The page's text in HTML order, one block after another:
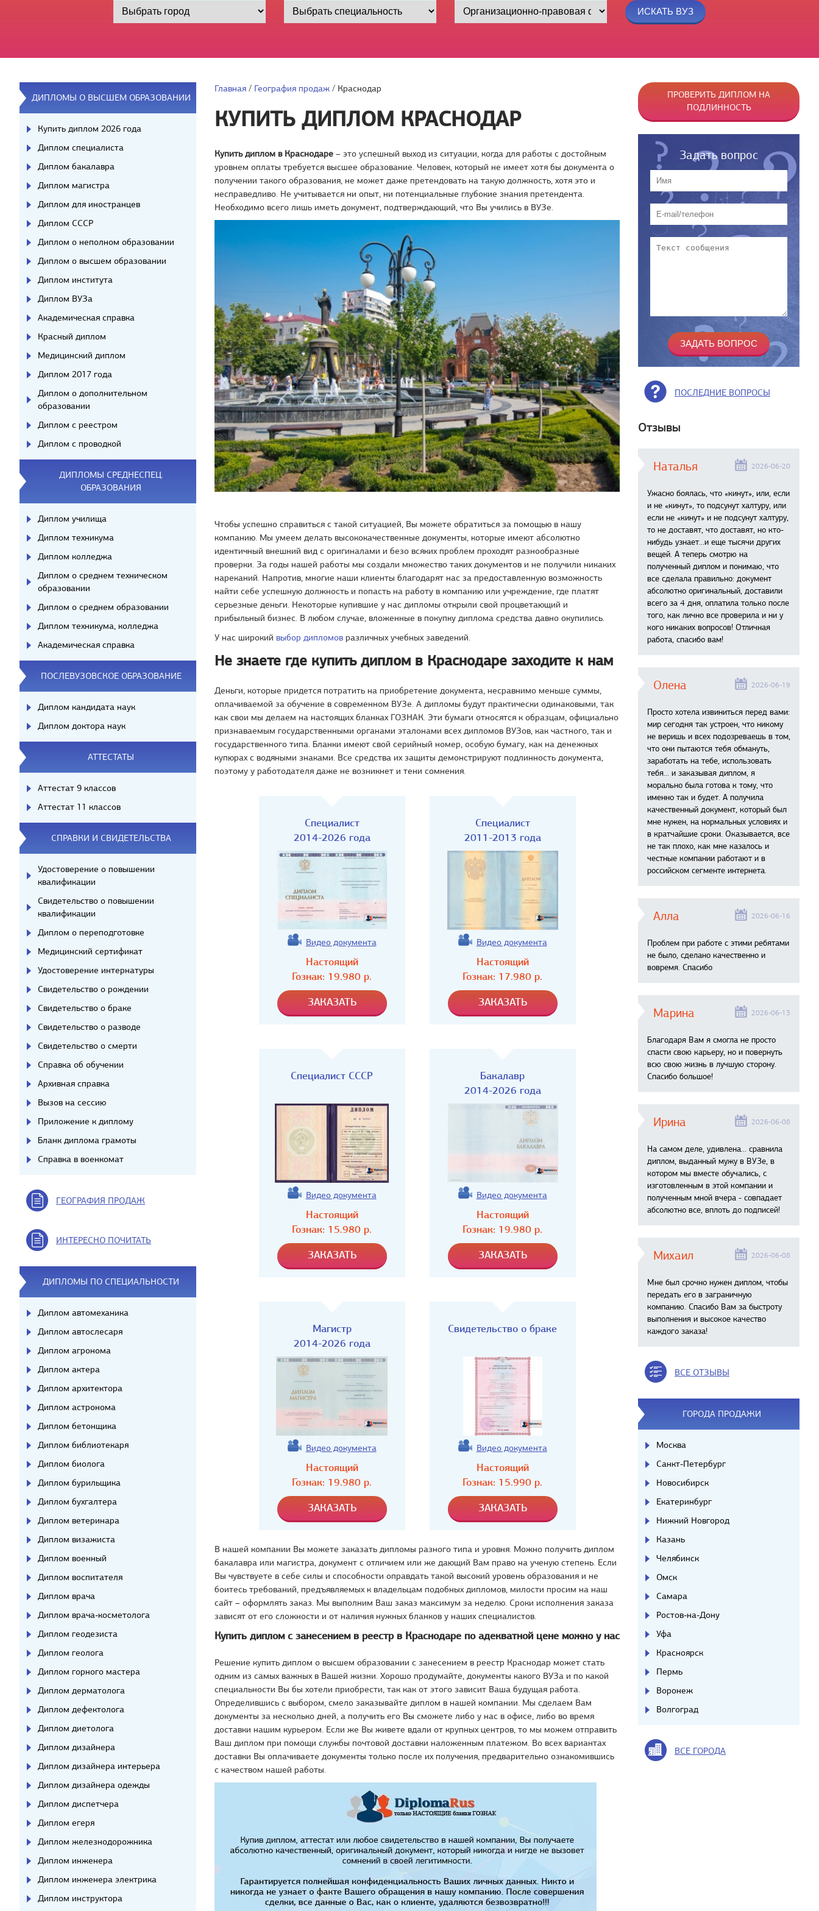
Главная / География продаж / Краснодар
КУПИТЬ ДИПЛОМ КРАСНОДАР
Купить диплом в Краснодаре – это успешный выход из ситуации, когда для работы с достойным
уровнем оплаты требуется высшее образование. Человек, который не имеет хотя бы документа о
получении такого образования, не может даже претендовать на такую должность, хотя это и
несправедливо. Не учитывается ни опыт, ни потенциальные глубокие знания претендента.
Необходимо всего лишь иметь документ, подтверждающий, что Вы учились в ВУЗе.
Чтобы успешно справиться с такой ситуацией, Вы можете обратиться за помощью в нашу
компанию. Мы умеем делать высококачественные документы, которые имеют абсолютно
идентичный внешний вид с оригиналами и безо всяких проблем проходят разнообразные
проверки. За годы нашей работы мы создали множество таких документов и не получили никаких
нареканий. Напротив, многие наши клиенты благодарят нас за предоставленную возможность
найти себе успешную должность и попасть на работу в компанию или учреждение, где платят
серьезные деньги. Некоторые купившие у нас дипломы открыли свой процветающий и
прибыльный бизнес. В любом случае, вложенные в покупку диплома средства давно окупились.
У нас широкий выбор дипломов различных учебных заведений.
Не знаете где купить диплом в Краснодаре заходите к нам
Деньги, которые придется потратить на приобретение документа, несравнимо меньше суммы,
оплачиваемой за обучение в современном ВУЗе. А дипломы будут практически одинаковыми, так
как свои мы делаем на настоящих бланках ГОЗНАК. Эти бумаги относятся к образцам, официально
признаваемым государственными органами эталонами всех дипломов ВУЗов, как частного, так и
государственного типа. Бланки имеют свой серийный номер, особую бумагу, как на денежных
купюрах с водяными знаками. Все средства их защиты демонстрируют подлинность документа,
поэтому у работодателя даже не возникнет и тени сомнения.
Специалист
2014-2026 года
Видео документа
Настоящий
Гознак: 19.980 р.
Специалист
2011-2013 года
Видео документа
Настоящий
Гознак: 17.980 р.
Специалист СССР
Видео документа
Настоящий
Гознак: 15.980 р.
Бакалавр
2014-2026 года
Видео документа
Настоящий
Гознак: 19.980 р.
Магистр
2014-2026 года
Видео документа
Настоящий
Гознак: 19.980 р.
Свидетельство о браке
Видео документа
Настоящий
Гознак: 15.990 р.
В нашей компании Вы можете заказать дипломы разного типа и уровня. Можно получить диплом
бакалавра или магистра, документ с отличием или же дающий Вам право на ученую степень. Если
Вы чувствуете в себе силы и способности оправдать такой высокий уровень образования и не
боитесь требований, предъявляемых к владельцам подобных дипломов, милости просим на наш
сайт – оформлять заказ. Мы выполним Ваш заказ максимум за неделю. Сроки исполнения заказа
зависят от его сложности и от наличия нужных бланков у наших специалистов.
Купить диплом с занесением в реестр в Краснодаре по адекватной цене можно у нас
Решение купить диплом о высшем образовании с занесением в реестр Краснодар может стать
одним из самых важных в Вашей жизни. Хорошо продумайте, документы какого ВУЗа и по какой
специальности Вы бы хотели приобрести, так как от этого зависит Ваша будущая работа.
Определившись с выбором, смело заказывайте диплом в нашей компании. Мы сделаем Вам
документы за несколько дней, а получить его Вы сможете либо у нас в офисе, либо во время
доставки нашим курьером. Если же Вы живете вдали от крупных центров, то мы можем отправить
Ваш диплом при помощи службы почтовой доставки наложенным платежом. Во всех вариантах
доставки Вы оплачиваете документы только после их получения, предварительно ознакомившись
с качеством нашей работы.
ДИПЛОМЫ О ВЫСШЕМ ОБРАЗОВАНИИ
Купить диплом 2026 года
Диплом специалиста
Диплом бакалавра
Диплом магистра
Диплом для иностранцев
Диплом СССР
Диплом о неполном образовании
Диплом о высшем образовании
Диплом института
Диплом ВУЗа
Академическая справка
Красный диплом
Медицинский диплом
Диплом 2017 года
Диплом о дополнительном
образовании
Диплом с реестром
Диплом с проводкой
ДИПЛОМЫ СРЕДНЕСПЕЦ.
ОБРАЗОВАНИЯ
Диплом училища
Диплом техникума
Диплом колледжа
Диплом о среднем техническом
образовании
Диплом о среднем образовании
Диплом техникума, колледжа
Академическая справка
ПОСЛЕВУЗОВСКОЕ ОБРАЗОВАНИЕ
Диплом кандидата наук
Диплом доктора наук
АТТЕСТАТЫ
Аттестат 9 классов
Аттестат 11 классов
СПРАВКИ И СВИДЕТЕЛЬСТВА
Удостоверение о повышении
квалификации
Свидетельство о повышении
квалификации
Диплом о переподготовке
Медицинский сертификат
Удостоверение интернатуры
Свидетельство о рождении
Свидетельство о браке
Свидетельство о разводе
Свидетельство о смерти
Справка об обучении
Архивная справка
Вызов на сессию
Приложение к диплому
Бланк диплома грамоты
Справка в военкомат
ГЕОГРАФИЯ ПРОДАЖ
ИНТЕРЕСНО ПОЧИТАТЬ
ДИПЛОМЫ ПО СПЕЦИАЛЬНОСТИ
Диплом автомеханика
Диплом автослесаря
Диплом агронома
Диплом актера
Диплом архитектора
Диплом астронома
Диплом бетонщика
Диплом библиотекаря
Диплом биолога
Диплом бурильщика
Диплом бухгалтера
Диплом ветеринара
Диплом визажиста
Диплом военный
Диплом воспитателя
Диплом врача
Диплом врача-косметолога
Диплом геодезиста
Диплом геолога
Диплом горного мастера
Диплом дерматолога
Диплом дефектолога
Диплом диетолога
Диплом дизайнера
Диплом дизайнера интерьера
Диплом дизайнера одежды
Диплом диспетчера
Диплом егеря
Диплом железнодорожника
Диплом инженера
Диплом инженера электрика
Диплом инструктора
ПРОВЕРИТЬ ДИПЛОМ НА
ПОДЛИННОСТЬ
Задать вопрос
ПОСЛЕДНИЕ ВОПРОСЫ
Отзывы
Наталья 2026-06-20
Ужасно боялась, что «кинут», или, если
и не «кинут», то подсунут халтуру, или
если не «кинут» и не подсунут халтуру,
то не доставят, что доставят, но кто-
нибудь узнает...и еще тысячи других
вещей. А теперь смотрю на
полученный диплом и понимаю, что
все сделала правильно: документ
абсолютно оригинальный, доставили
всего за 4 дня, оплатила только после
того, как лично все проверила и ни у
кого никаких вопросов! Отличная
работа, спасибо вам!
Олена 2026-06-19
Просто хотела извиниться перед вами:
мир сегодня так устроен, что никому
не веришь и всех подозреваешь в том,
что они пытаются тебя обмануть,
заработать на тебе, использовать
тебя... и заказывая диплом, я
морально была готова к тому, что
именно так и будет. А получила
качественный документ, который был
мне нужен, на нормальных условиях и
в кратчайшие сроки. Оказывается, все
не так плохо, как мне казалось и
честные компании работают и в
российском сегменте интернета.
Алла 2026-06-16
Проблем при работе с этими ребятами
не было, сделано качественно и
вовремя. Спасибо
Марина 2026-06-13
Благодаря Вам я смогла не просто
спасти свою карьеру, но и повернуть
всю свою жизнь в лучшую сторону.
Спасибо большое!
Ирина 2026-06-08
На самом деле, удивлена… сравнила
диплом, выданный мужу в ВУЗе, в
котором мы вместе обучались, с
изготовленным в этой компании и
полученным мной вчера - совпадает
абсолютно все, вплоть до подписей!
Михаил 2026-06-08
Мне был срочно нужен диплом, чтобы
передать его в заграничную
компанию. Спасибо Вам за быстроту
выполнения и высокое качество
каждого заказа!
ВСЕ ОТЗЫВЫ
ГОРОДА ПРОДАЖИ
Москва
Санкт-Петербург
Новосибирск
Екатеринбург
Нижний Новгород
Казань
Челябинск
Омск
Самара
Ростов-на-Дону
Уфа
Красноярск
Пермь
Воронеж
Волгоград
ВСЕ ГОРОДА